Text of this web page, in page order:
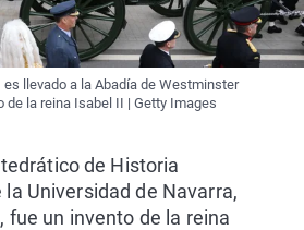
llevado a la Abadía de Westminster
de la reina Isabel II | Getty Images
de Historia
Universidad de Navarra,
, fue un invento de la reina